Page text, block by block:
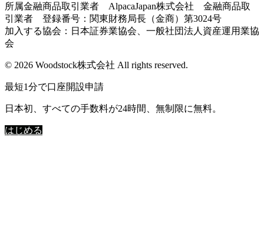
所属金融商品取引業者 AlpacaJapan株式会社 金融商品取
引業者 登録番号：関東財務局長（金商）第3024号
加入する協会：日本証券業協会、一般社団法人資産運用業協
会
© 2026 Woodstock株式会社 All rights reserved.
最短1分で口座開設申請
日本初、すべての手数料が24時間、無制限に無料。
はじめる